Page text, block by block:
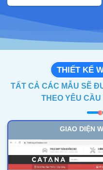
THIẾT KẾ
TẤT CẢ CÁC MẪU SẼ
THEO YÊU
GIAO DIỆN